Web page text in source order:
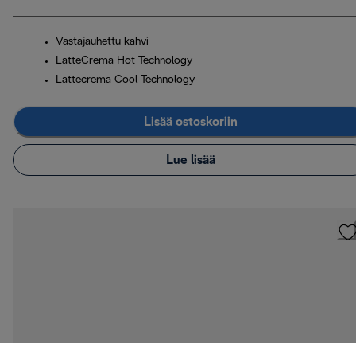
Vastajauhettu kahvi
LatteCrema Hot Technology
Lattecrema Cool Technology
Lisää ostoskoriin
Lue lisää